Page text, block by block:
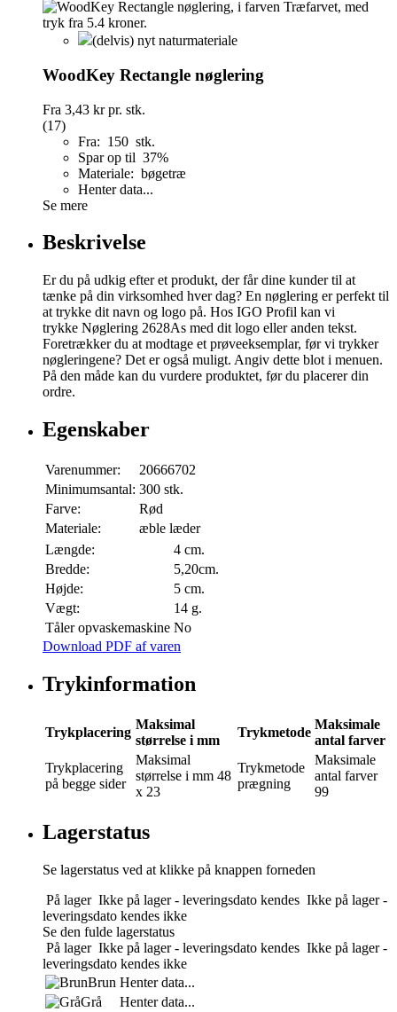
(delvis) nyt naturmateriale
WoodKey Rectangle nøglering
Fra 3,43 krpr. stk.
(17)
Fra: 150 stk.
Spar op til 37%
Materiale: bøgetræ
Henter data...
Se mere
Beskrivelse
Er du på udkig efter et produkt, der får dine kunder til at
tænke på din virksomhed hver dag? En nøglering er perfekt til
at trykke dit navn og logo på. Hos IGO Profil kan vi
trykke Nøglering 2628As med dit logo eller anden tekst.
Foretrækker du at modtage et prøveeksemplar, før vi trykker
nøgleringene? Det er også muligt. Angiv dette blot i menuen.
På den måde kan du vurdere produktet, før du placerer din
ordre.
Egenskaber
Varenummer:
20666702
Minimumsantal: 300 stk.
Farve:
Rød
Materiale:
æble læder
Længde:
4 cm.
Bredde:
5,20cm.
Højde:
5 cm.
Vægt:
14 g.
Tåler opvaskemaskine No
Download PDF af varen
Trykinformation
Trykplacering
Maksimal
størrelse i mm
Trykmetode
Maksimale
antal farver
Trykplacering
på begge sider
Maksimal
størrelse i mm 48
x 23
Trykmetode
prægning
Maksimale
antal farver
99
Lagerstatus
Se lagerstatus ved at klikke på knappen forneden
På lager Ikke på lager - leveringsdato kendes Ikke på lager -
leveringsdato kendes ikke
Se den fulde lagerstatus
På lager Ikke på lager - leveringsdato kendes Ikke på lager -
leveringsdato kendes ikke
Brun Henter data...
Grå
Henter data...